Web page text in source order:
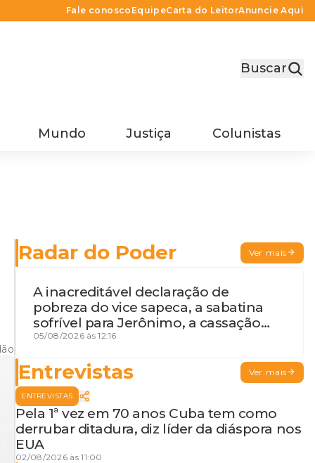
Fale conosco EquipeCarta do LeitorAnuncie Aqui
Buscar
Mundo Justiça Colunistas
Radar do Poder Ver mais
A inacreditável declaração de
pobreza do vice sapeca, a sabatina
sofrível para Jerônimo, a cassação
iminente da desembargadora e a
05/08/2026 às 12:16
Entrevistas Ver mais
ENTREVISTAS
Pela 1ª vez em 70 anos Cuba tem como
derrubar ditadura, diz líder da diáspora nos
EUA
02/08/2026 às 11:00